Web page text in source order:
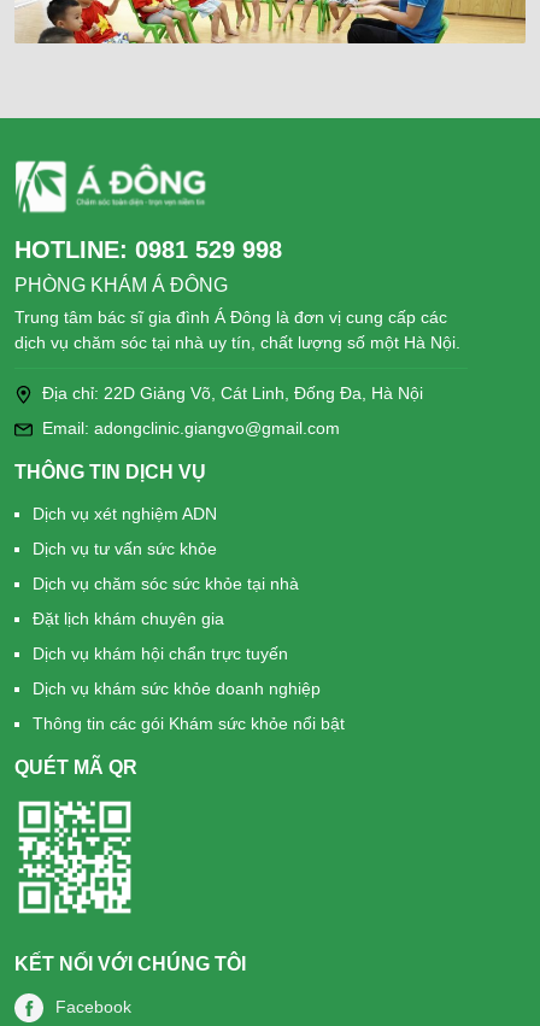
HOTLINE: 0981 529 998
PHÒNG KHÁM Á ĐÔNG
Trung tâm bác sĩ gia đình Á Đông là đơn vị cung cấp các
dịch vụ chăm sóc tại nhà uy tín, chất lượng số một Hà Nội.
Địa chỉ: 22D Giảng Võ, Cát Linh, Đống Đa, Hà Nội
Email: adongclinic.giangvo@gmail.com
THÔNG TIN DỊCH VỤ
Dịch vụ xét nghiệm ADN
Dịch vụ tư vấn sức khỏe
Dịch vụ chăm sóc sức khỏe tại nhà
Đặt lịch khám chuyên gia
Dịch vụ khám hội chẩn trực tuyến
Dịch vụ khám sức khỏe doanh nghiệp
Thông tin các gói Khám sức khỏe nổi bật
QUÉT MÃ QR
KẾT NỐI VỚI CHÚNG TÔI
Facebook